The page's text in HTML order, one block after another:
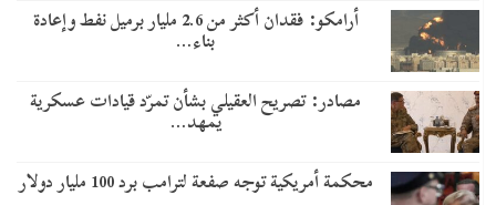
أرامكو: فقدان أكثر من 2.6 مليار برميل نفط وإعادة
بناء…
مصادر: تصريح العقيلي بشأن تمرّد قيادات عسكرية
يمهد…
محكمة أمريكية توجه صفعة لترامب برد 100 مليار دولار